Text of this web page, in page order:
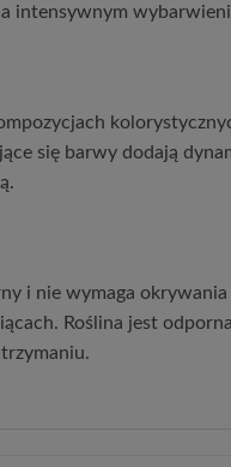
intensywnym
się barwy dodają
i nie wymaga
Roślina jest